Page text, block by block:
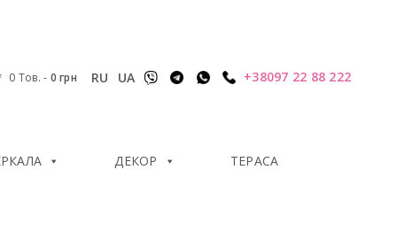
0 Тов. - 0 грн RU UA +38097 22 88 222
ДЕКОР ТЕРАСА